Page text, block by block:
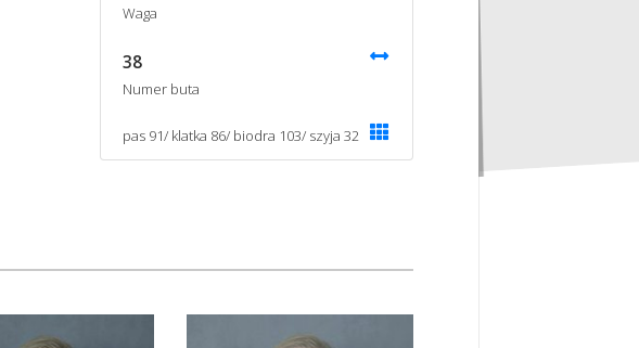
Waga
38
Numer buta
pas 91/ klatka 86/ biodra 103/ szyja 32